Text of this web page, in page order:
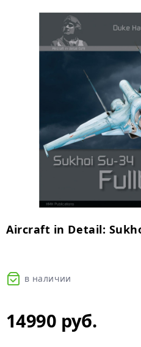
Aircraft in Detail:
в наличии
14990 руб.